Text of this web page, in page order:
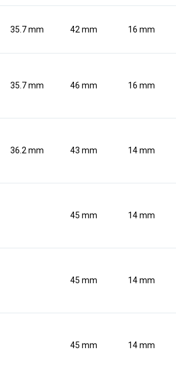
35.7 mm 42 mm 16 mm
35.7 mm 46 mm 16 mm
36.2 mm 43 mm 14 mm
45 mm 14 mm
45 mm 14 mm
45 mm 14 mm